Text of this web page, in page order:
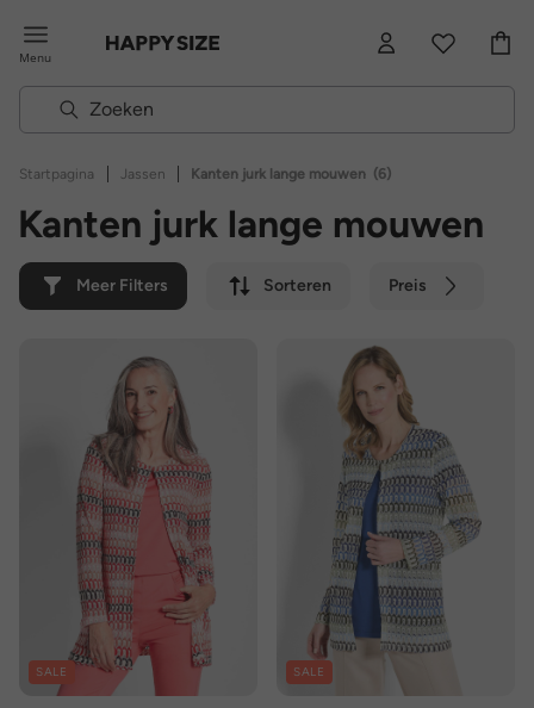
Menu
Startpagina | Jassen | Kanten jurk lange mouwen (6)
Kanten jurk lange mouwen
Meer Filters Sorteren Preis
SALE SALE